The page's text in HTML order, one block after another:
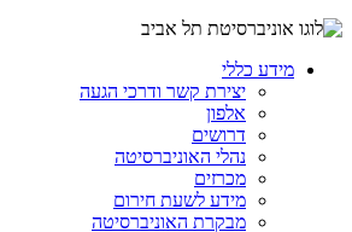
מידע כללי
יצירת קשר ודרכי הגעה
אלפון
דרושים
נהלי האוניברסיטה
מכרזים
מידע לשעת חירום
מבקרת האוניברסיטה